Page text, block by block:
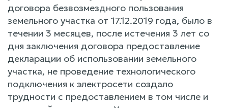
договора безвозмездного пользования
земельного участка от 17.12.2019 года, было в
течении 3 месяцев, после истечения 3 лет со
дня заключения договора предоставление
декларации об использовании земельного
участка, не проведение технологического
подключения к электросети создало
трудности с предоставлением в том числе и